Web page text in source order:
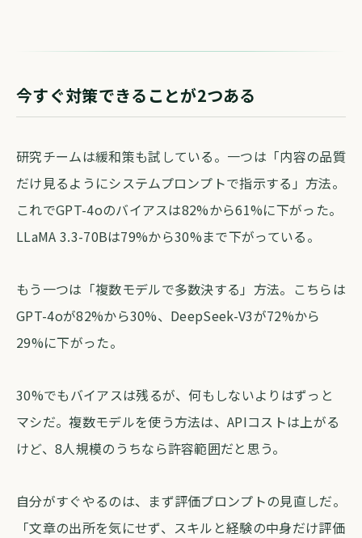
今すぐ対策できることが2つある
研究チームは緩和策も試している。一つは「内容の品質
だけ見るようにシステムプロンプトで指示する」方法。
これでGPT-4oのバイアスは82%から61%に下がった。
LLaMA 3.3-70Bは79%から30%まで下がっている。
もう一つは「複数モデルで多数決する」方法。こちらは
GPT-4oが82%から30%、DeepSeek-V3が72%から
29%に下がった。
30%でもバイアスは残るが、何もしないよりはずっと
マシだ。複数モデルを使う方法は、APIコストは上がる
けど、8人規模のうちなら許容範囲だと思う。
自分がすぐやるのは、まず評価プロンプトの見直しだ。
「文章の出所を気にせず、スキルと経験の中身だけ評価